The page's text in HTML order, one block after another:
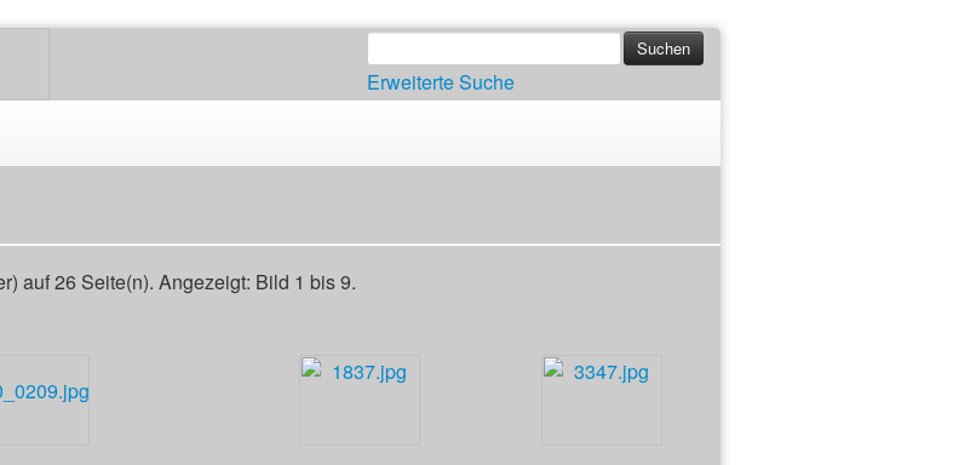
Erweiterte Suche
auf 26 Seite(n). Angezeigt: Bild 1 bis 9.